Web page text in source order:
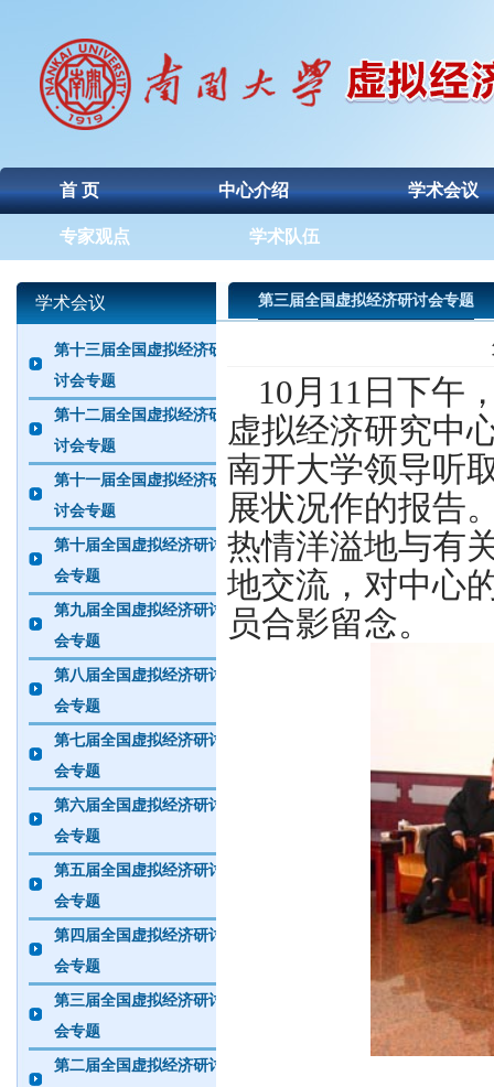
首 页 中心介绍 学术会议
专家观点 学术队伍
学术会议
第十三届全国虚拟经济研
讨会专题
第十二届全国虚拟经济研
讨会专题
第十一届全国虚拟经济研
讨会专题
第十届全国虚拟经济研讨
会专题
第九届全国虚拟经济研讨
会专题
第八届全国虚拟经济研讨
会专题
第七届全国虚拟经济研讨
会专题
第六届全国虚拟经济研讨
会专题
第五届全国虚拟经济研讨
会专题
第四届全国虚拟经济研讨
会专题
第三届全国虚拟经济研讨
会专题
第二届全国虚拟经济研讨
第三届全国虚拟经济研讨会专题
10月 11日下午
虚拟经济研究中
南开大学领导听
展状况作的报告
热情洋溢地与有
地交流，对中心
员合影留念。